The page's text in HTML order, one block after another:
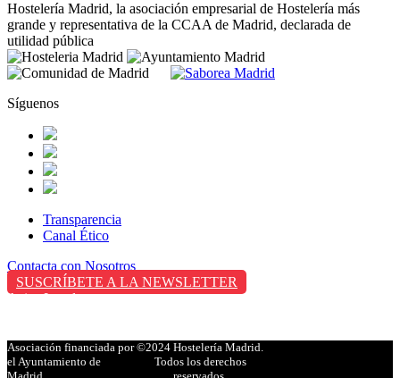
Hostelería Madrid, la asociación empresarial de Hostelería más
grande y representativa de la CCAA de Madrid, declarada de
utilidad pública
Síguenos
Transparencia
Canal Ético
Contacta con Nosotros
SUSCRÍBETE A LA NEWSLETTER
Aviso Legal
Asociación financiada por
el Ayuntamiento de
©2024 Hostelería Madrid.
Todos los derechos